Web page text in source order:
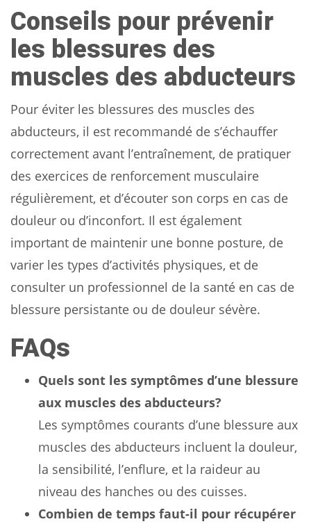
Conseils pour prévenir
les blessures des
muscles des abducteurs
Pour éviter les blessures des muscles des
abducteurs, il est recommandé de s’échauffer
correctement avant l’entraînement, de pratiquer
des exercices de renforcement musculaire
régulièrement, et d’écouter son corps en cas de
douleur ou d’inconfort. Il est également
important de maintenir une bonne posture, de
varier les types d’activités physiques, et de
consulter un professionnel de la santé en cas de
blessure persistante ou de douleur sévère.
FAQs
Quels sont les symptômes d’une blessure
aux muscles des abducteurs?
Les symptômes courants d’une blessure aux
muscles des abducteurs incluent la douleur,
la sensibilité, l’enflure, et la raideur au
niveau des hanches ou des cuisses.
Combien de temps faut-il pour récupérer